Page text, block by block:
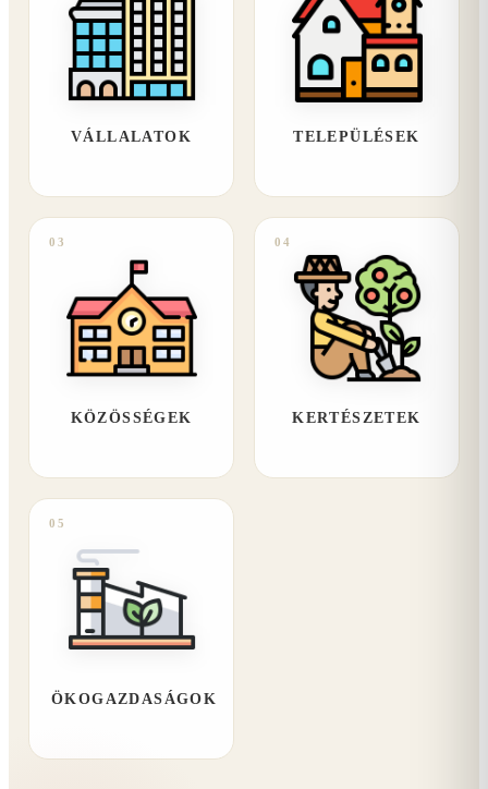
VÁLLALATOK TELEPÜLÉSEK
03
KÖZÖSSÉGEK
04
KERTÉSZETEK
05
ÖKOGAZDASÁGOK